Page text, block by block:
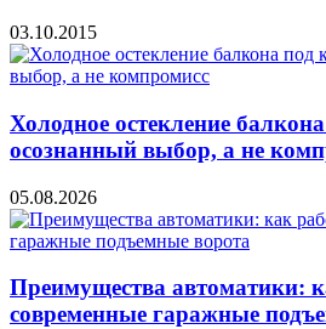
03.10.2015
Холодное остекление
осознанный выбор, а не
05.08.2026
Преимущества автоматики:
современные гаражные